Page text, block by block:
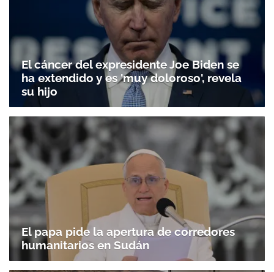
El cáncer del expresidente Joe Biden se
ha extendido y es 'muy doloroso', revela
su hijo
El papa pide la apertura de corredores
humanitarios en Sudán